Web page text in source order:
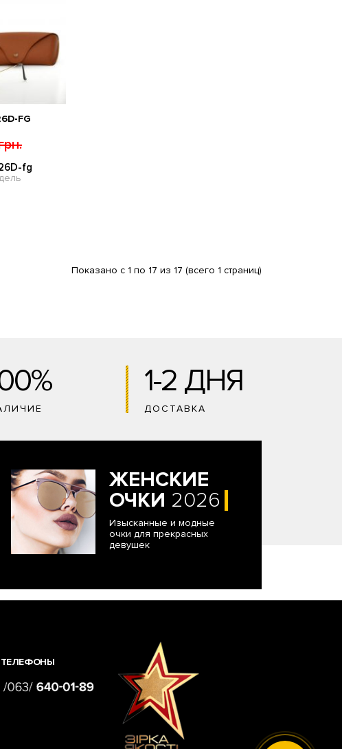
FG
fg
Показано с 1 по 17 из 17 (всего 1 страниц)
1-2 ДНЯ
ДОСТАВКА
ЖЕНСКИЕ
ОЧКИ 2026
Изысканные и модные
очки для прекрасных
девушек
ТЕЛЕФОНЫ